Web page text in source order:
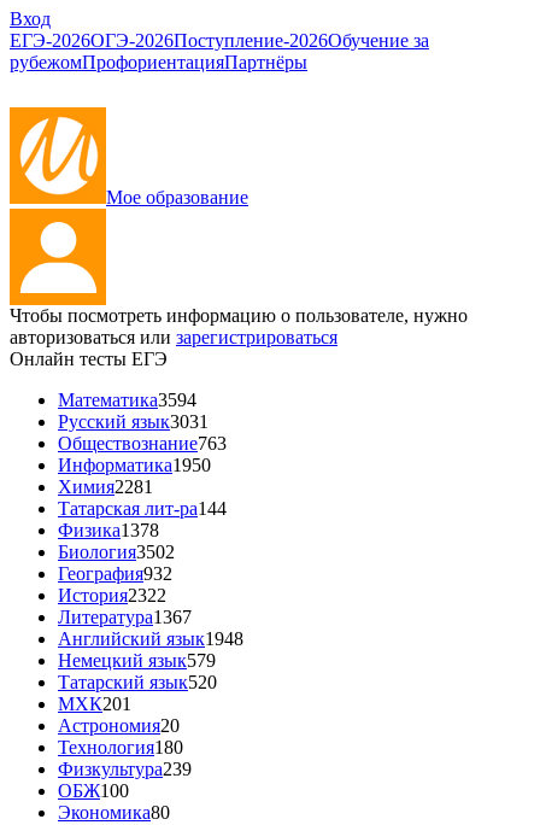
Вход
ЕГЭ-2026ОГЭ-2026Поступление-2026Обучение за
рубежомПрофориентацияПартнёры
Мое образование
Чтобы посмотреть информацию о пользователе, нужно
авторизоваться или зарегистрироваться
Онлайн тесты ЕГЭ
Математика3594
Русский язык3031
Обществознание763
Информатика1950
Химия2281
Татарская лит-ра144
Физика1378
Биология3502
География932
История2322
Литература1367
Английский язык1948
Немецкий язык579
Татарский язык520
МХК201
Астрономия20
Технология180
Физкультура239
ОБЖ100
Экономика80